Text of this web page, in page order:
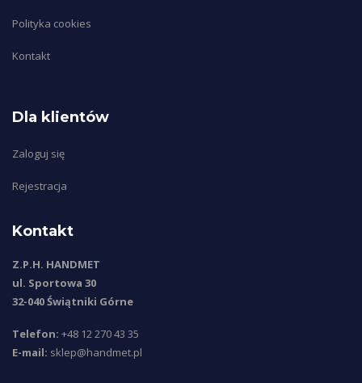
Polityka cookies
Kontakt
Dla klientów
Zaloguj się
Rejestracja
Kontakt
Z.P.H. HANDMET
ul. Sportowa 30
32-040 Świątniki Górne
Telefon: +48 12 270 43 35
E-mail: sklep@handmet.pl